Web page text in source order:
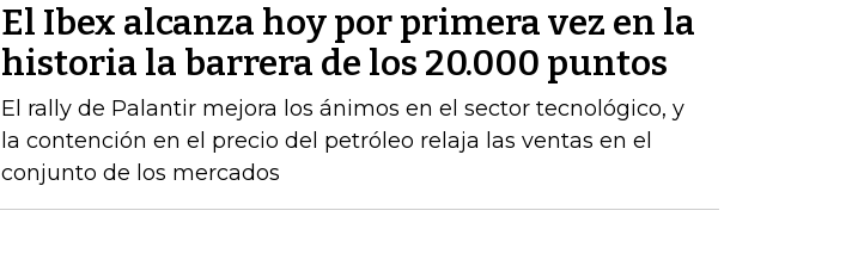
El Ibex alcanza hoy por primera vez en la
historia la barrera de los 20.000 puntos
El rally de Palantir mejora los ánimos en el sector tecnológico, y
la contención en el precio del petróleo relaja las ventas en el
conjunto de los mercados